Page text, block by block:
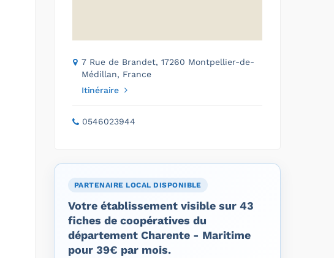
7 Rue de Brandet, 17260 Montpellier-de-
Médillan, France
Itinéraire
0546023944
PARTENAIRE LOCAL DISPONIBLE
Votre établissement visible sur 43
fiches de coopératives du
département Charente - Maritime
pour 39€ par mois.